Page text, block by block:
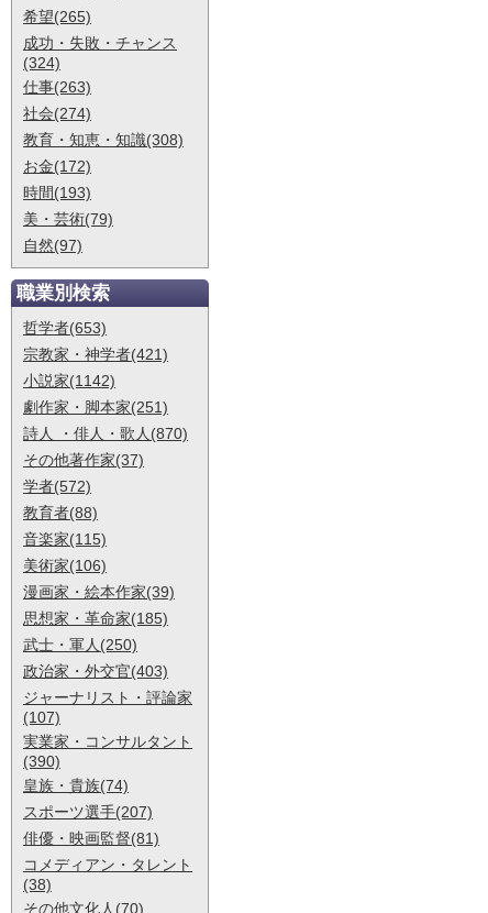
希望(265)
成功・失敗・チャンス
(324)
仕事(263)
社会(274)
教育・知恵・知識(308)
お金(172)
時間(193)
美・芸術(79)
自然(97)
職業別検索
哲学者(653)
宗教家・神学者(421)
小説家(1142)
劇作家・脚本家(251)
詩人 ・俳人・歌人(870)
その他著作家(37)
学者(572)
教育者(88)
音楽家(115)
美術家(106)
漫画家・絵本作家(39)
思想家・革命家(185)
武士・軍人(250)
政治家・外交官(403)
ジャーナリスト・評論家
(107)
実業家・コンサルタント
(390)
皇族・貴族(74)
スポーツ選手(207)
俳優・映画監督(81)
コメディアン・タレント
(38)
その他文化人(70)